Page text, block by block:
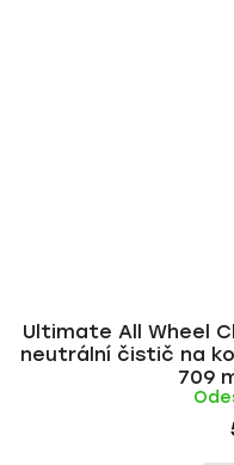
Ultimate All Wheel
neutrální čistič na
709